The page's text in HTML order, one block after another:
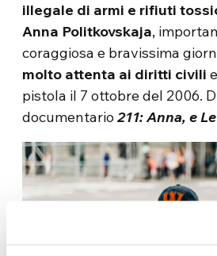
illegale di armi e rifiuti
Anna Politkovskaja,
coraggiosa e bravissima
molto attenta ai diritti civili
pistola il 7 ottobre del 2006.
documentario211: Anna, e